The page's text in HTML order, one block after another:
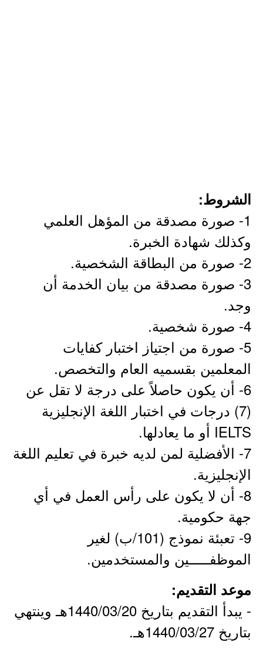
الشروط:
1- صورة مصدقة من المؤهل العلمي
وكذلك شهادة الخبرة.
2- صورة من البطاقة الشخصية.
3- صورة مصدقة من بيان الخدمة أن
وجد.
4- صورة شخصية.
5- صورة من اجتياز اختبار كفايات
المعلمين بقسميه العام والتخصص.
6- أن يكون حاصلاً على درجة لا تقل عن
(7) درجات في اختبار اللغة الإنجليزية
IELTS أو ما يعادلها.
7- الأفضلية لمن لديه خبرة في تعليم اللغة
الإنجليزية.
8- أن لا يكون على رأس العمل في أي
جهة حكومية.
9- تعبئة نموذج (101/ب) لغير
الموظفـــــين والمستخدمين.
موعد التقديم:
- يبدأ التقديم بتاريخ 1440/03/20هـ وينتهي
بتاريخ 1440/03/27هـ.